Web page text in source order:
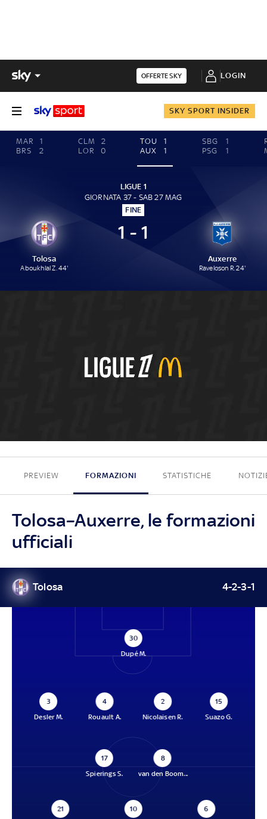
OFFERTE SKY LOGIN
SKY SPORT INSIDER
MAR
1
BRS
2
CLM
2
LOR
0
TOU
1
AUX
1
SBG
1
PSG
1
LIGUE 1
GIORNATA 37 - SAB 27 MAG
FINE
Tolosa
Aboukhlal Z. 44'
1 - 1
Auxerre
Raveloson R. 24'
1 - 1
PREVIEW FORMAZIONI STATISTICHE
Tolosa–Auxerre, le formazioni
ufficiali
Tolosa 4-2-3-1
30
Dupé M.
3
Desler M.
4
Rouault A.
2
Nicolaisen R.
15
Suazo G.
17
Spierings S.
8
van den Boom...
21
10
6